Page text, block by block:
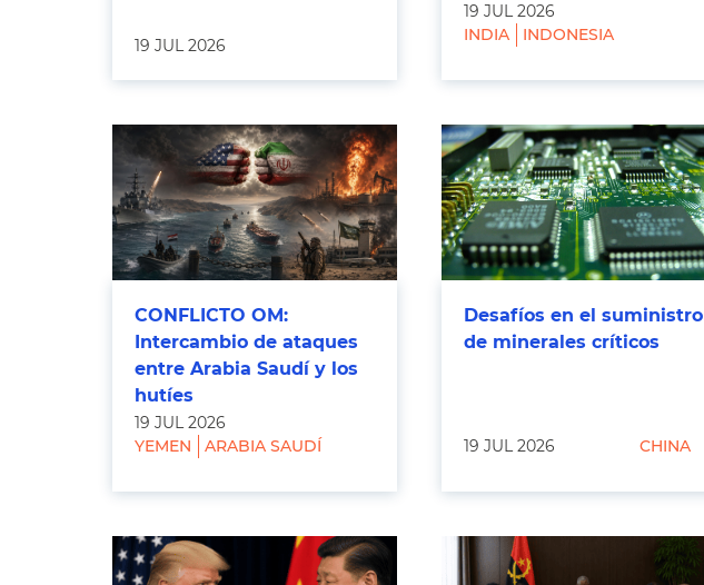
19 JUL 2026
19 JUL 2026
INDIA
INDONESIA
CONFLICTO OM:
Intercambio de ataques
entre Arabia Saudí y los
hutíes
19 JUL 2026
YEMEN
ARABIA SAUDÍ
Desafíos en el suministro
de minerales críticos
19 JUL 2026 CHINA